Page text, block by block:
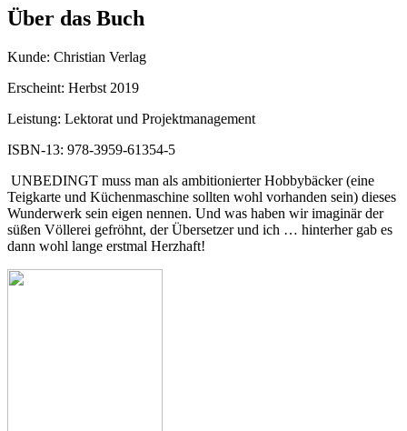
Über das Buch
Kunde: Christian Verlag
Erscheint: Herbst 2019
Leistung: Lektorat und Projektmanagement
ISBN-13: 978-3959-61354-5
UNBEDINGT muss man als ambitionierter Hobbybäcker (eine
Teigkarte und Küchenmaschine sollten wohl vorhanden sein) dieses
Wunderwerk sein eigen nennen. Und was haben wir imaginär der
süßen Völlerei gefröhnt, der Übersetzer und ich … hinterher gab es
dann wohl lange erstmal Herzhaft!